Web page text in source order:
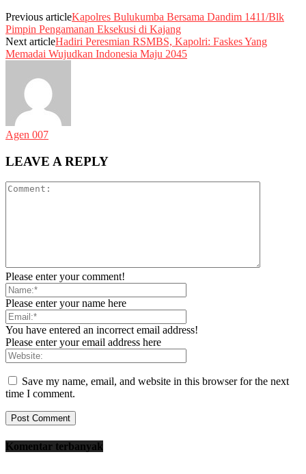
Previous articleKapolres Bulukumba Bersama Dandim 1411/Blk
Pimpin Pengamanan Eksekusi di Kajang
Next articleHadiri Peresmian RSMBS, Kapolri: Faskes Yang
Memadai Wujudkan Indonesia Maju 2045
Agen 007
LEAVE A REPLY
Please enter your comment!
Please enter your name here
You have entered an incorrect email address!
Please enter your email address here
Save my name, email, and website in this browser for the next
time I comment.
Komentar terbanyak